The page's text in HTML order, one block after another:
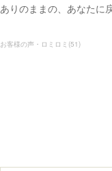
ありのままの、あなたに
お客様の声・ロミロミ (51)